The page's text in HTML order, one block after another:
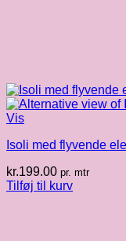
Vis
Isoli med flyvende
kr.199.00 pr. mtr
Tilføj til kurv